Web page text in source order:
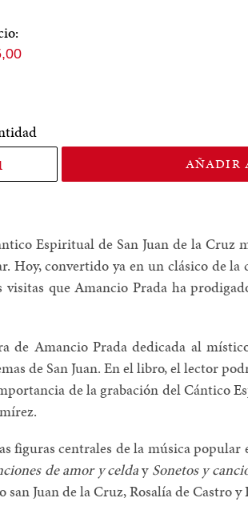
AÑADIR
Espiritual de San Juan de la Cruz
Hoy, convertido ya en un clásico de
que Amancio Prada ha
de Amancio Prada dedicada al
de San Juan. En el libro, el lector
de la grabación del Cántico
figuras centrales de la música
de amor y celday Sonetos y
Juan de la Cruz, Rosalía de Castro